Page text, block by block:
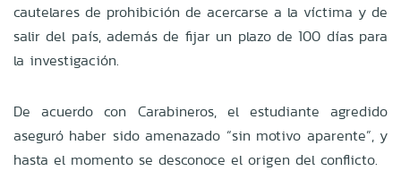
cautelares de prohibición de acercarse a la víctima y de
salir del país, además de fijar un plazo de 100 días para
la investigación.
De acuerdo con Carabineros, el estudiante agredido
aseguró haber sido amenazado “sin motivo aparente”, y
hasta el momento se desconoce el origen del conflicto.